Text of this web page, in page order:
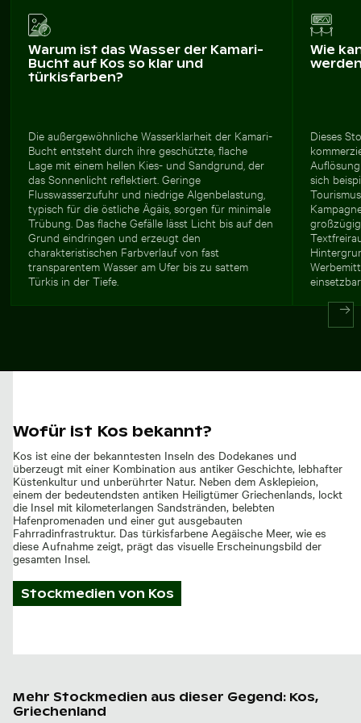
Warum ist das Wasser der Kamari-
Bucht auf Kos so klar und
türkisfarben?
Die außergewöhnliche Wasserklarheit der Kamari-
Bucht entsteht durch ihre geschützte, flache
Lage mit einem hellen Kies- und Sandgrund, der
das Sonnenlicht reflektiert. Geringe
Flusswasserzufuhr und niedrige Algenbelastung,
typisch für die östliche Ägäis, sorgen für minimale
Trübung. Das flache Gefälle lässt Licht bis auf den
Grund eindringen und erzeugt den
charakteristischen Farbverlauf von fast
transparentem Wasser am Ufer bis zu sattem
Türkis in der Tiefe.
Wie
Dieses
sich
Wofür ist Kos bekannt?
Kos ist eine der bekanntesten Inseln des Dodekanes und
überzeugt mit einer Kombination aus antiker Geschichte, lebhafter
Küstenkultur und unberührter Natur. Neben dem Asklepieion,
einem der bedeutendsten antiken Heiligtümer Griechenlands, lockt
die Insel mit kilometerlangen Sandstränden, belebten
Hafenpromenaden und einer gut ausgebauten
Fahrradinfrastruktur. Das türkisfarbene Aegäische Meer, wie es
diese Aufnahme zeigt, prägt das visuelle Erscheinungsbild der
gesamten Insel.
Stockmedien von Kos
Mehr Stockmedien aus dieser Gegend: Kos,
Griechenland